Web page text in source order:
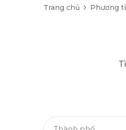
Trang chủ Phương